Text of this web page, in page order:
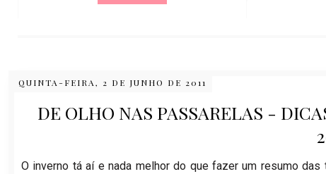
QUINTA-FEIRA, 2 DE JUNHO DE 2011
DE OLHO NAS PASSARELAS -
O inverno tá aí e nada melhor do que fazer um resumo